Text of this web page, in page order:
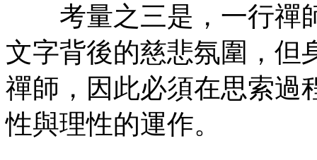
考量之三是，一行禪
文字背後的慈悲氛圍，但
禪師，因此必須在思索過
性與理性的運作。